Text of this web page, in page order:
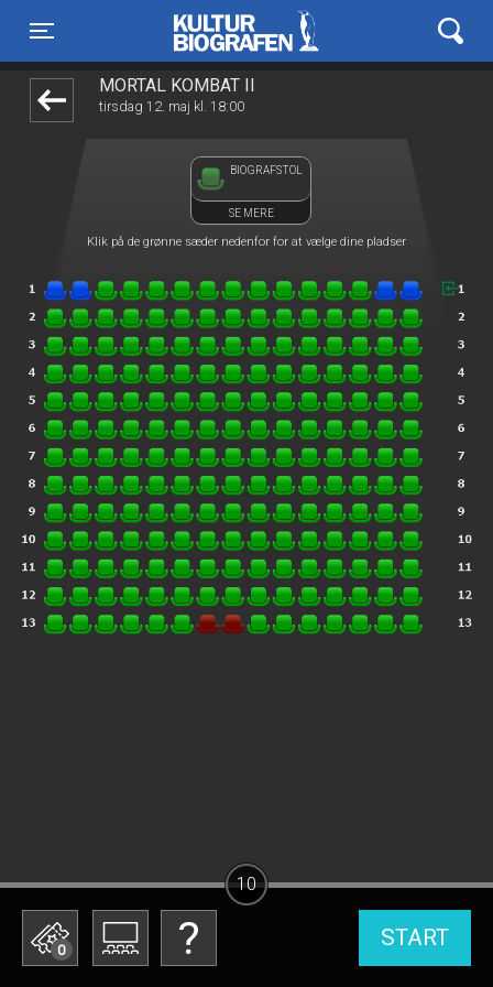
Toggle navigation
Kulturbiografen
MORTAL KOMBAT II
tirsdag 12. maj kl. 18:00
BIOGRAFSTOL
SE MERE
Klik på de grønne sæder nedenfor for at vælge dine pladser
0 START
10
front05-temp 101512